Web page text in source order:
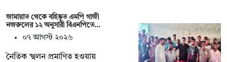
জামায়াত থেকে বহিষ্কৃত এমপি গাজী
নজরুলের ১২ অনুসারী বিএনপিতে…
০৭ আগস্ট ২০২৬
নৈতিক স্খলন প্রমাণিত হওয়ায়